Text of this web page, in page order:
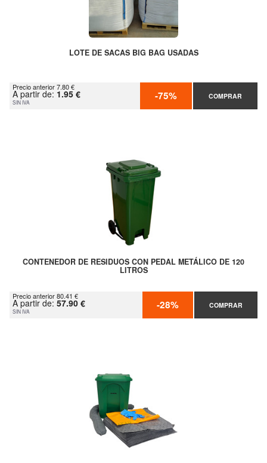
LOTE DE SACAS BIG BAG USADAS
Precio anterior 7.80 €
A partir de: 1.95 €
SIN IVA -75% COMPRAR
CONTENEDOR DE RESIDUOS CON PEDAL METÁLICO DE 120
LITROS
Precio anterior 80.41 €
A partir de: 57.90 €
SIN IVA -28% COMPRAR